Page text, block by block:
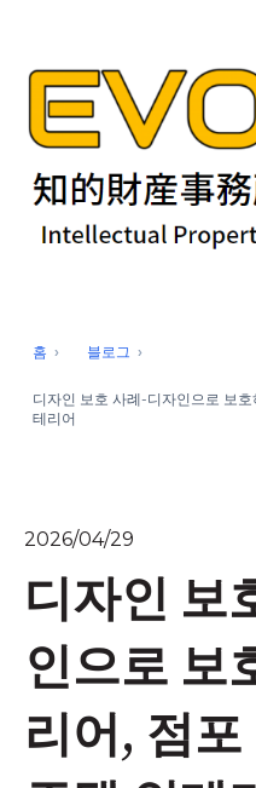
홈 블로그
디자인 보호 사례-디자인으로 보
테리어
2026/04/29
디자인 보
인으로 보
리어, 점